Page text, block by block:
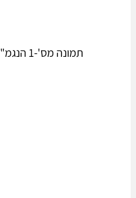
תמונה מס'-1 הנגמ"ש נמר דגם מס'-1